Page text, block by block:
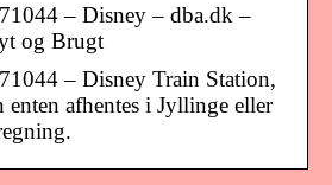
– Disney – dba.dk –
og Brugt
– Disney Train Station,
afhentes i Jyllinge eller